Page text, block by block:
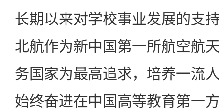
长期以来对学校事业发展的支
北航作为新中国第一所航空航
务国家为最高追求，培养一流
始终奋进在中国高等教育第一